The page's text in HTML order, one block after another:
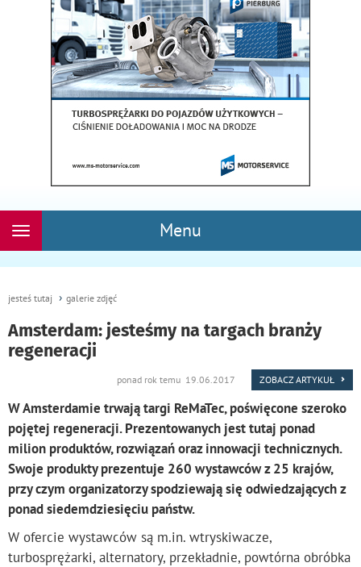
Menu
Rozwiń
jesteś tutaj galerie zdjęć
Amsterdam: jesteśmy na targach branży
regeneracji
ponad rok temu 19.06.2017 ZOBACZ ARTYKUŁ
W Amsterdamie trwają targi ReMaTec, poświęcone szeroko
pojętej regeneracji. Prezentowanych jest tutaj ponad
milion produktów, rozwiązań oraz innowacji technicznych.
Swoje produkty prezentuje 260 wystawców z 25 krajów,
przy czym organizatorzy spodziewają się odwiedzających z
ponad siedemdziesięciu państw.
W ofercie wystawców są m.in. wtryskiwacze,
turbosprężarki, alternatory, przekładnie, powtórna obróbka